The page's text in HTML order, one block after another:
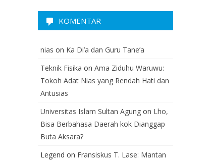
KOMENTAR
nias on Ka Di’a dan Guru Tane’a
Teknik Fisika on Ama Ziduhu Waruwu:
Tokoh Adat Nias yang Rendah Hati dan
Antusias
Universitas Islam Sultan Agung on Lho,
Bisa Berbahasa Daerah kok Dianggap
Buta Aksara?
Legend on Fransiskus T. Lase: Mantan